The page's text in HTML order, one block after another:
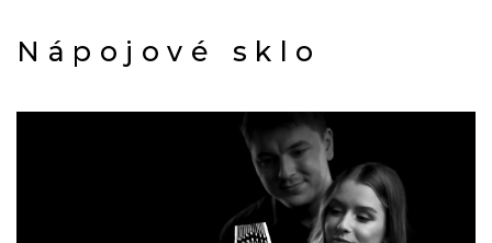
Nápojové sklo